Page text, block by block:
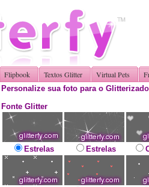
Flipbook Textos Glitter Virtual Pets
Personalize sua foto para o
Fonte Glitter
Estrelas Estrelas